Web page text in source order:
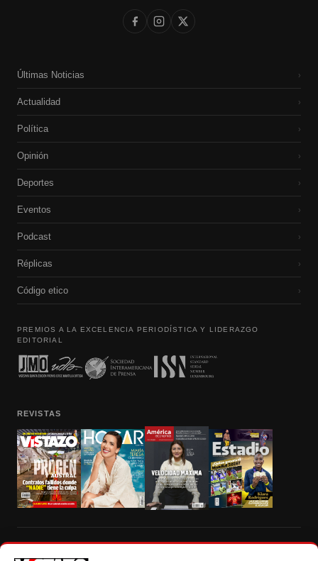
Últimas Noticias ›
Actualidad ›
Política ›
Opinión ›
Deportes ›
Eventos ›
Podcast ›
Réplicas ›
Código etico ›
PREMIOS A LA EXCELENCIA PERIODÍSTICA Y LIDERAZGO
EDITORIAL
REVISTAS